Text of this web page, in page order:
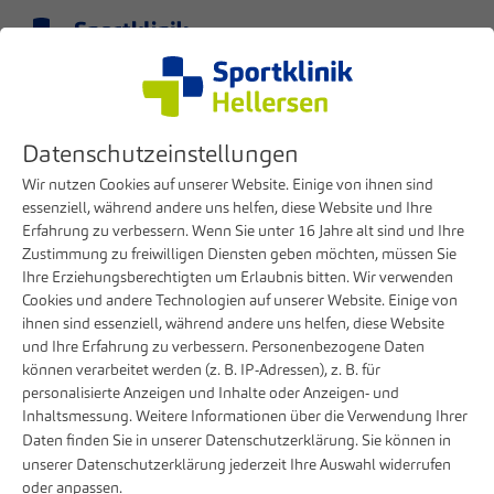
Contact Digitale Terminvergabe
Contact form for making
appointments
Datenschutzeinstellungen
Wir nutzen Cookies auf unserer Website. Einige von ihnen sind
essenziell, während andere uns helfen, diese Website und Ihre
Erfahrung zu verbessern. Wenn Sie unter 16 Jahre alt sind und Ihre
Zustimmung zu freiwilligen Diensten geben möchten, müssen Sie
Ihre Erziehungsberechtigten um Erlaubnis bitten. Wir verwenden
Cookies und andere Technologien auf unserer Website. Einige von
ihnen sind essenziell, während andere uns helfen, diese Website
und Ihre Erfahrung zu verbessern. Personenbezogene Daten
können verarbeitet werden (z. B. IP-Adressen), z. B. für
personalisierte Anzeigen und Inhalte oder Anzeigen- und
Inhaltsmessung. Weitere Informationen über die Verwendung Ihrer
Daten finden Sie in unserer Datenschutzerklärung. Sie können in
unserer Datenschutzerklärung jederzeit Ihre Auswahl widerrufen
oder anpassen.